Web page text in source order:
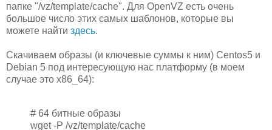
папке "/vz/template/cache". Для OpenVZ есть очень
большое число этих самых шаблонов, которые вы
можете найти здесь.
Скачиваем образы (и ключевые суммы к ним) Centos5 и
Debian 5 под интересующую нас платформу (в моем
случае это x86_64):
# 64 битные образы
wget -P /vz/template/cache